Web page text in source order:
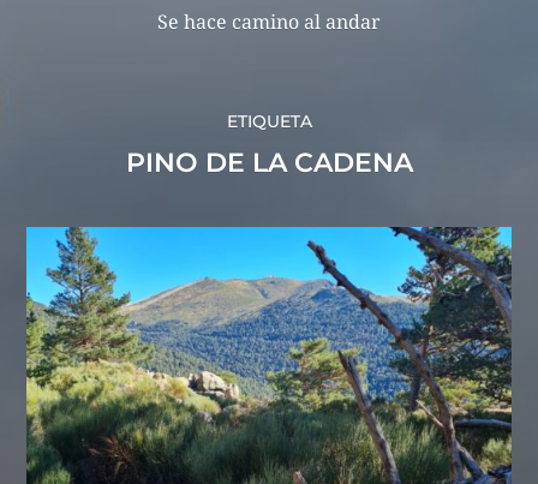
Se hace camino al andar
ETIQUETA
PINO DE LA CADENA